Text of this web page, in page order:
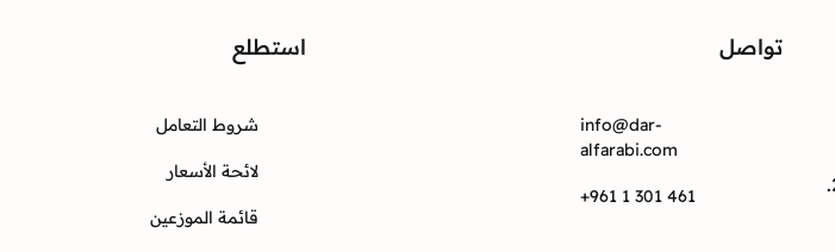
تواصل
info@dar-
alfarabi.com
+961 1 301 461
استطلع
شروط التعامل
لائحة الأسعار
قائمة الموزعين